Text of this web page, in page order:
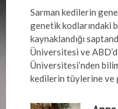
Sarman kedilerin
genetik kodlarındaki
kaynaklandığı
Üniversitesi ve
Üniversitesi’nden
kedilerin tüylerine ve